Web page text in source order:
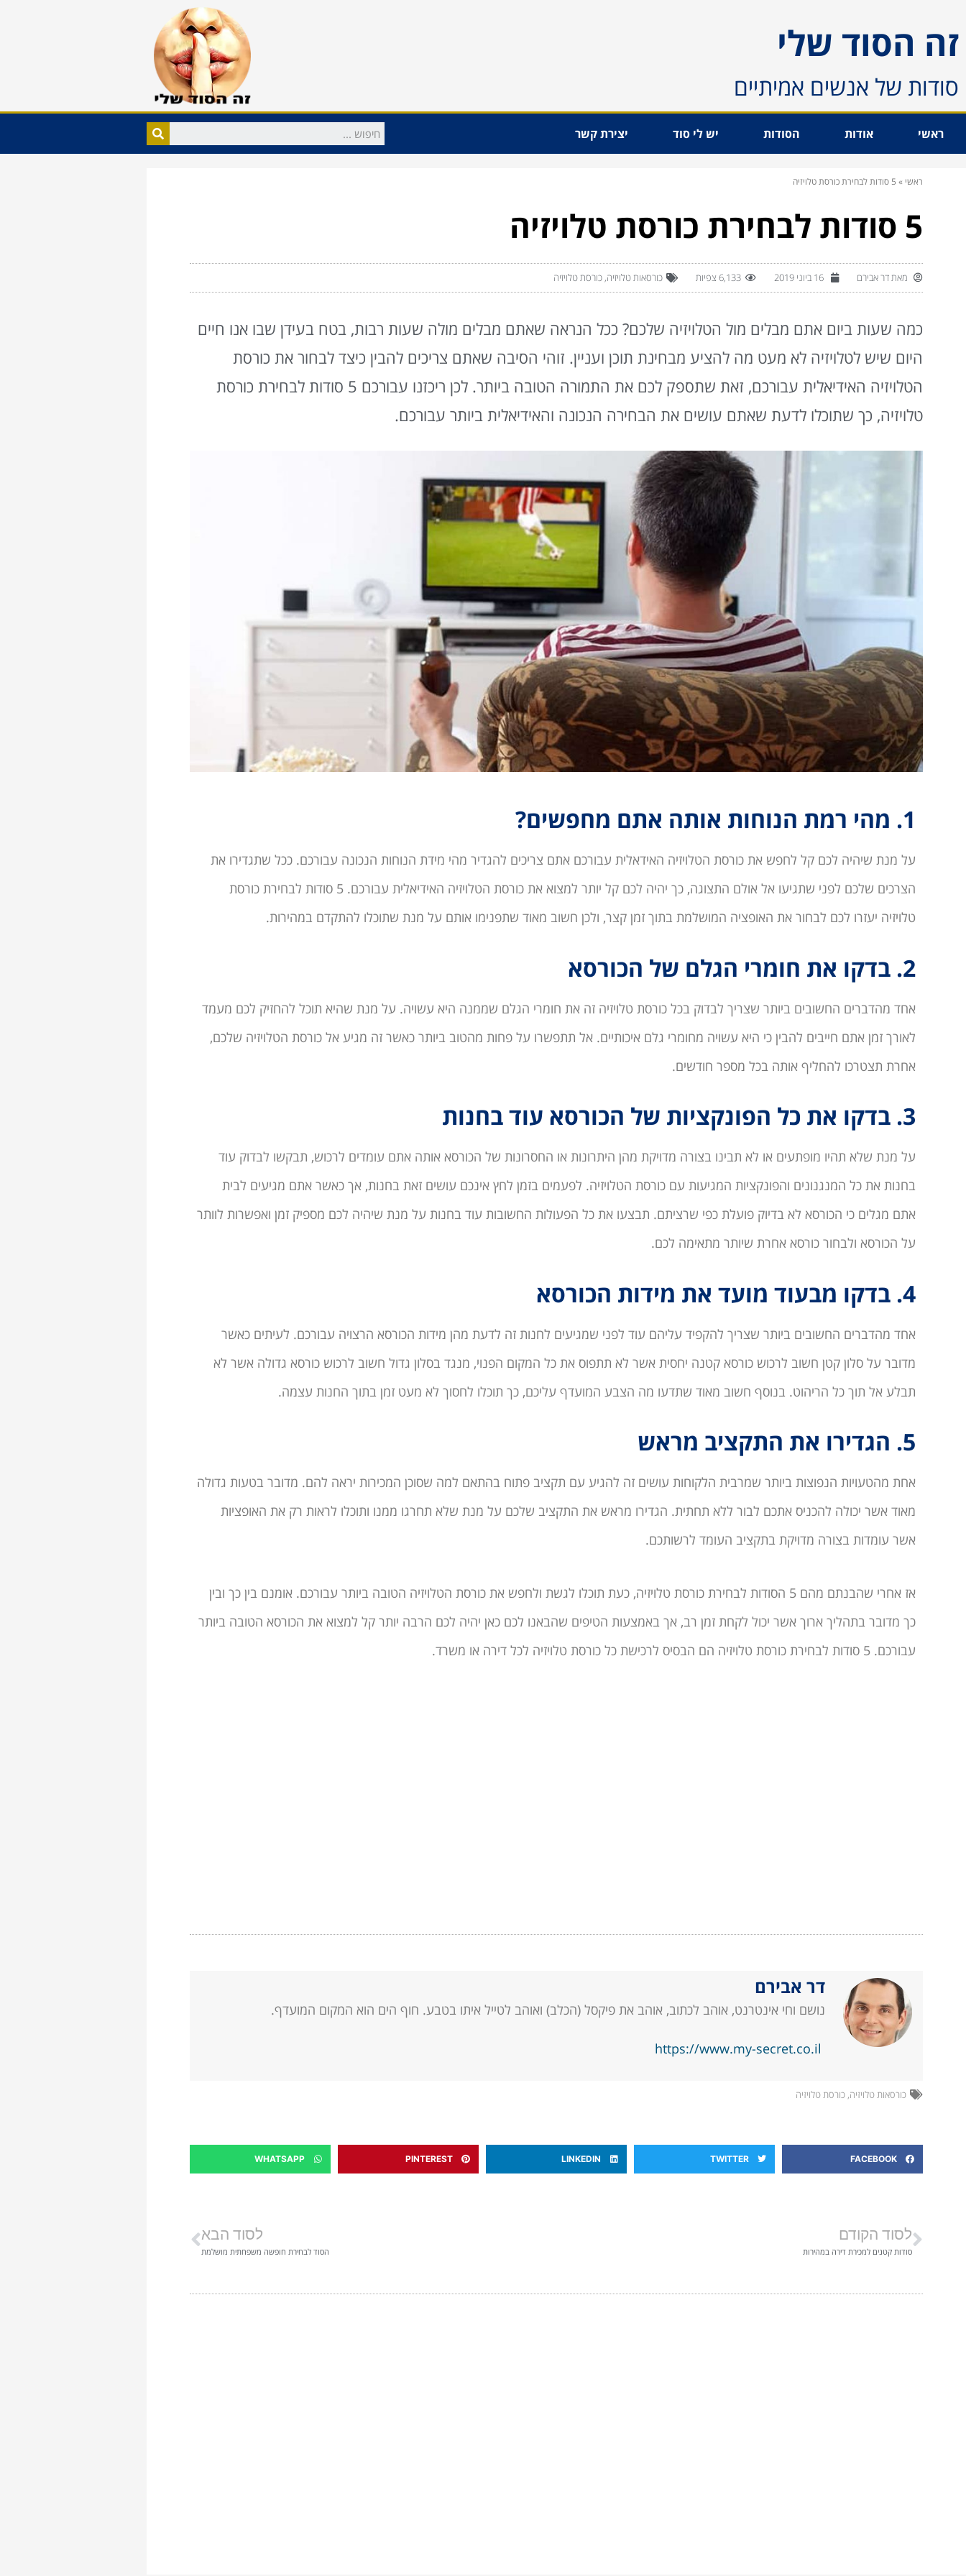
זה הסוד שלי
סודות של אנשים אמיתיים
ראשי אודות הסודות יש לי סוד יצירת קשר
ראשי » 5 סודות לבחירת כורסת טלויזיה
5 סודות לבחירת כורסת טלויזיה
מאתדר אבירם 16 ביוני 2019 6,133 צפיות כורסאות טלויזיה, כורסת טלויזיה
כמה שעות ביום אתם מבלים מול הטלויזיה שלכם? ככל הנראה שאתם מבלים מולה שעות רבות, בטח בעידן שבו אנו חיים
היום שיש לטלויזיה לא מעט מה להציע מבחינת תוכן ועניין. זוהי הסיבה שאתם צריכים להבין כיצד לבחור את כורסת
הטלויזיה האידיאלית עבורכם, זאת שתספק לכם את התמורה הטובה ביותר. לכן ריכזנו עבורכם 5 סודות לבחירת כורסת
טלויזיה, כך שתוכלו לדעת שאתם עושים את הבחירה הנכונה והאידיאלית ביותר עבורכם.
1. מהי רמת הנוחות אותה אתם מחפשים?
על מנת שיהיה לכם קל לחפש את כורסת הטלויזיה האידאלית עבורכם אתם צריכים להגדיר מהי מידת הנוחות הנכונה עבורכם. ככל שתגדירו את
הצרכים שלכם לפני שתגיעו אל אולם התצוגה, כך יהיה לכם קל יותר למצוא את כורסת הטלויזיה האידיאלית עבורכם. 5 סודות לבחירת כורסת
טלויזיה יעזרו לכם לבחור את האופציה המושלמת בתוך זמן קצר, ולכן חשוב מאוד שתפנימו אותם על מנת שתוכלו להתקדם במהירות.
2. בדקו את חומרי הגלם של הכורסא
אחד מהדברים החשובים ביותר שצריך לבדוק בכל כורסת טלויזיה זה את חומרי הגלם שממנה היא עשויה. על מנת שהיא תוכל להחזיק לכם מעמד
לאורך זמן אתם חייבים להבין כי היא עשויה מחומרי גלם איכותיים. אל תתפשרו על פחות מהטוב ביותר כאשר זה מגיע אל כורסת הטלויזיה שלכם,
אחרת תצטרכו להחליף אותה בכל מספר חודשים.
3. בדקו את כל הפונקציות של הכורסא עוד בחנות
על מנת שלא תהיו מופתעים או לא תבינו בצורה מדויקת מהן היתרונות או החסרונות של הכורסא אותה אתם עומדים לרכוש, תבקשו לבדוק עוד
בחנות את כל המנגנונים והפונקציות המגיעות עם כורסת הטלויזיה. לפעמים בזמן לחץ אינכם עושים זאת בחנות, אך כאשר אתם מגיעים לבית
אתם מגלים כי הכורסא לא בדיוק פועלת כפי שרציתם. תבצעו את כל הפעולות החשובות עוד בחנות על מנת שיהיה לכם מספיק זמן ואפשרות לוותר
על הכורסא ולבחור כורסא אחרת שיותר מתאימה לכם.
4. בדקו מבעוד מועד את מידות הכורסא
אחד מהדברים החשובים ביותר שצריך להקפיד עליהם עוד לפני שמגיעים לחנות זה לדעת מהן מידות הכורסא הרצויה עבורכם. לעיתים כאשר
מדובר על סלון קטן חשוב לרכוש כורסא קטנה יחסית אשר לא תתפוס את כל המקום הפנוי, מנגד בסלון גדול חשוב לרכוש כורסא גדולה אשר לא
תבלע אל תוך כל הריהוט. בנוסף חשוב מאוד שתדעו מה הצבע המועדף עליכם, כך תוכלו לחסוך לא מעט זמן בתוך החנות עצמה.
5. הגדירו את התקציב מראש
אחת מהטעויות הנפוצות ביותר שמרבית הלקוחות עושים זה להגיע עם תקציב פתוח בהתאם למה שסוכן המכירות יראה להם. מדובר בטעות גדולה
מאוד אשר יכולה להכניס אתכם לבור ללא תחתית. הגדירו מראש את התקציב שלכם על מנת שלא תחרגו ממנו ותוכלו לראות רק את האופציות
אשר עומדות בצורה מדויקת בתקציב העומד לרשותכם.
אז אחרי שהבנתם מהם 5 הסודות לבחירת כורסת טלויזיה, כעת תוכלו לגשת ולחפש את כורסת הטלויזיה הטובה ביותר עבורכם. אומנם בין כך ובין
כך מדובר בתהליך ארוך אשר יכול לקחת זמן רב, אך באמצעות הטיפים שהבאנו לכם כאן יהיה לכם הרבה יותר קל למצוא את הכורסא הטובה ביותר
עבורכם. 5 סודות לבחירת כורסת טלויזיה הם הבסיס לרכישת כל כורסת טלויזיה לכל דירה או משרד.
דר אבירם
נושם וחי אינטרנט, אוהב לכתוב, אוהב את פיקסל (הכלב) ואוהב לטייל איתו בטבע. חוף הים הוא המקום המועדף.
https://www.my-secret.co.il
כורסאות טלויזיה, כורסת טלויזיה
FACEBOOK
TWITTER
LINKEDIN
PINTEREST
WHATSAPP
לסוד הקודם
סודות קטנים למכירת דירה במהירות
לסוד הבא
הסוד לבחירת חופשה משפחתית מושלמת